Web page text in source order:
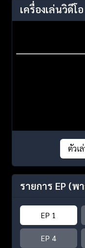
เครื่องเล่นวิดีโอ
ตัวเ
รายการ EP (พ
EP 1
EP 4